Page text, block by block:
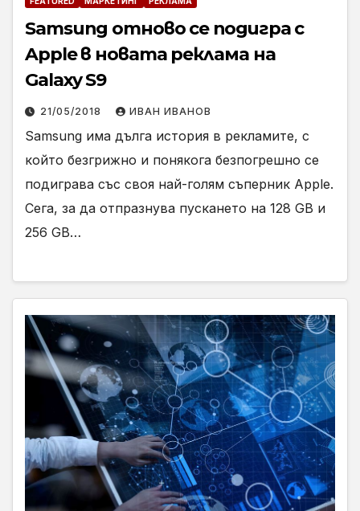
Samsung отново се подигра с
Apple в новата реклама на
Galaxy S9
21/05/2018 ИВАН ИВАНОВ
Samsung има дълга история в рекламите, с
който безгрижно и понякога безпогрешно се
подиграва със своя най-голям съперник Apple.
Сега, за да отпразнува пускането на 128 GB и
256 GB…